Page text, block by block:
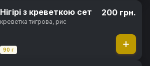
Нігірі з креветкою сет
креветка тигрова, рис
90 г
200 грн.